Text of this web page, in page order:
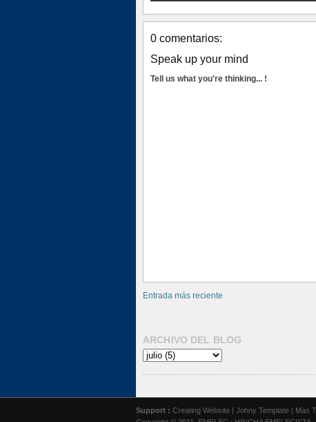
0 comentarios:
Speak up your mind
Tell us what you're thinking... !
Entrada más reciente
ARCHIVO DEL BLOG
Support : Creating Website Johny Template
Mas